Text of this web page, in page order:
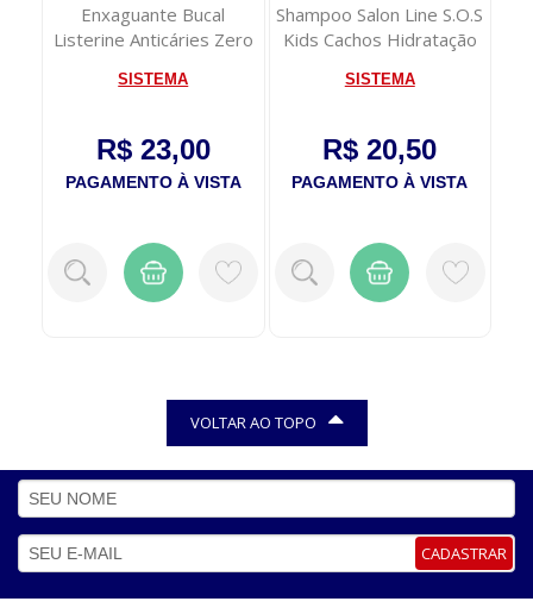
Enxaguante Bucal
Listerine Anticáries Zero
SISTEMA
R$ 23,00
PAGAMENTO À VISTA
Shampoo Salon Line S.O.S
Kids Cachos Hidratação
SISTEMA
R$ 20,50
PAGAMENTO À VISTA
VOLTAR AO TOPO
CADASTRAR